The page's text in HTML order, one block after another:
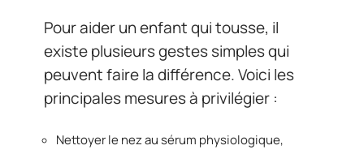
Pour aider un enfant qui tousse, il
existe plusieurs gestes simples qui
peuvent faire la différence. Voici les
principales mesures à privilégier :
Nettoyer le nez au sérum physiologique,